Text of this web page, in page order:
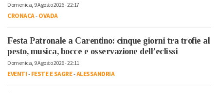
Domenica, 9 Agosto 2026 - 22:17
CRONACA-OVADA
Festa Patronale a Carentino: cinque giorni tra trofie al
pesto, musica, bocce e osservazione dell’eclissi
Domenica, 9 Agosto 2026 - 22:11
EVENTI-FESTE E SAGRE-ALESSANDRIA